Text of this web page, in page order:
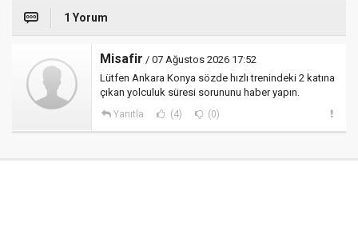
1 Yorum
Misafir / 07 Ağustos 2026 17:52
Lütfen Ankara Konya sözde hızlı trenindeki 2 katına
çıkan yolculuk süresi sorununu haber yapın.
Yanıtla (4) (0)